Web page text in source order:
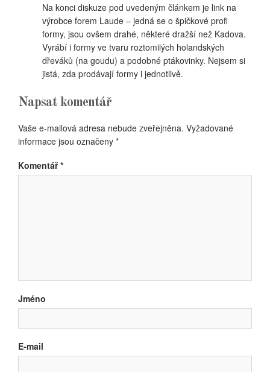
Na konci diskuze pod uvedeným článkem je link na
výrobce forem Laude – jedná se o špičkové profi
formy, jsou ovšem drahé, některé dražší než Kadova.
Vyrábí i formy ve tvaru roztomilých holandských
dřeváků (na goudu) a podobné ptákovinky. Nejsem si
jistá, zda prodávají formy i jednotlivě.
Napsat komentář
Vaše e-mailová adresa nebude zveřejněna. Vyžadované
informace jsou označeny *
Komentář*
Jméno
E-mail